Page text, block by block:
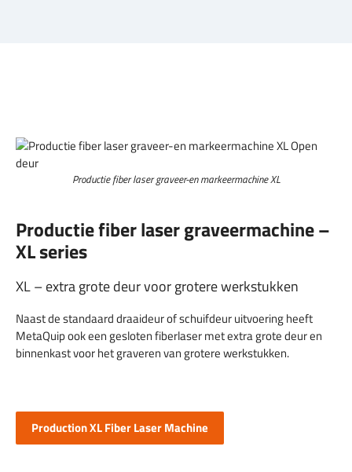
Productie fiber laser graveer-en markeermachine XL
Productie fiber laser graveermachine –
XL series
XL – extra grote deur voor grotere werkstukken
Naast de standaard draaideur of schuifdeur uitvoering heeft
MetaQuip ook een gesloten fiberlaser met extra grote deur en
binnenkast voor het graveren van grotere werkstukken.
Production XL Fiber Laser Machine